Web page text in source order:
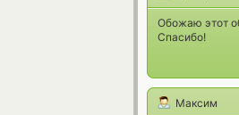
Обожаю этот
Спасибо!
Максим